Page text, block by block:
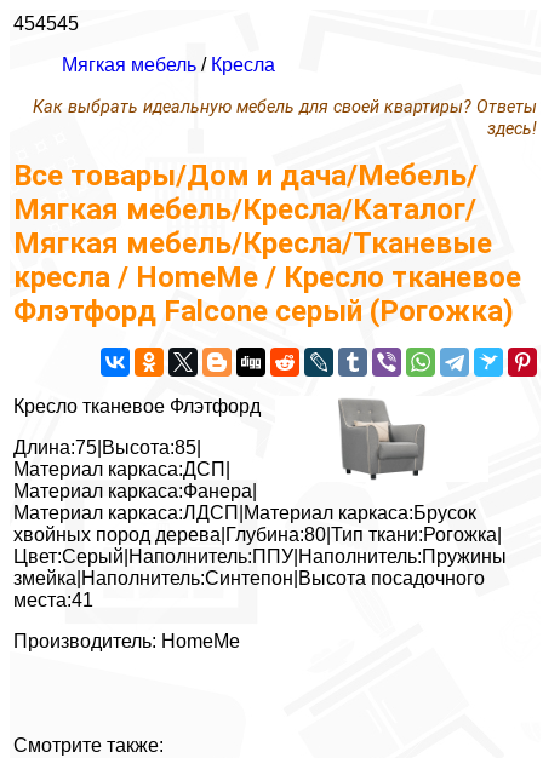
454545
Мягкая мебель / Кресла
Как выбрать идеальную мебель для своей квартиры? Ответы
здесь!
Все товары/Дом и дача/Мебель/
Мягкая мебель/Кресла/Каталог/
Мягкая мебель/Кресла/Тканевые
кресла / HomeMe / Кресло тканевое
Флэтфорд Falcone серый (Рогожка)
Кресло тканевое Флэтфорд
Длина:75|Высота:85|
Материал каркаса:ДСП|
Материал каркаса:Фанера|
Материал каркаса:ЛДСП|Материал каркаса:Брусок
хвойных пород дерева|Глубина:80|Тип ткани:Рогожка|
Цвет:Серый|Наполнитель:ППУ|Наполнитель:Пружины
змейка|Наполнитель:Синтепон|Высота посадочного
места:41
Производитель: HomeMe
Смотрите также: